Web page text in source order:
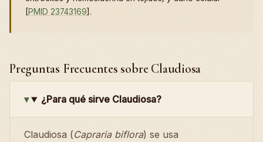
[PMID 23743169].
Preguntas Frecuentes sobre Claudiosa
¿Para qué sirve Claudiosa?
Claudiosa (Capraria biflora) se usa